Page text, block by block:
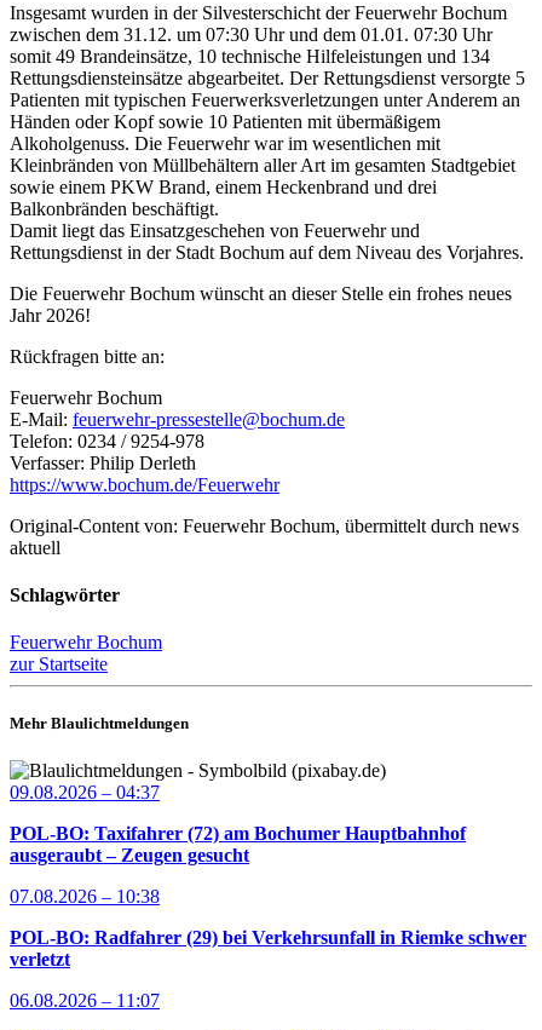
Insgesamt wurden in der Silvesterschicht der Feuerwehr Bochum
zwischen dem 31.12. um 07:30 Uhr und dem 01.01. 07:30 Uhr
somit 49 Brandeinsätze, 10 technische Hilfeleistungen und 134
Rettungsdiensteinsätze abgearbeitet. Der Rettungsdienst versorgte 5
Patienten mit typischen Feuerwerksverletzungen unter Anderem an
Händen oder Kopf sowie 10 Patienten mit übermäßigem
Alkoholgenuss. Die Feuerwehr war im wesentlichen mit
Kleinbränden von Müllbehältern aller Art im gesamten Stadtgebiet
sowie einem PKW Brand, einem Heckenbrand und drei
Balkonbränden beschäftigt.
Damit liegt das Einsatzgeschehen von Feuerwehr und
Rettungsdienst in der Stadt Bochum auf dem Niveau des Vorjahres.
Die Feuerwehr Bochum wünscht an dieser Stelle ein frohes neues
Jahr 2026!
Rückfragen bitte an:
Feuerwehr Bochum
E-Mail: feuerwehr-pressestelle@bochum.de
Telefon: 0234 / 9254-978
Verfasser: Philip Derleth
https://www.bochum.de/Feuerwehr
Original-Content von: Feuerwehr Bochum, übermittelt durch news
aktuell
Schlagwörter
Feuerwehr Bochum
zur Startseite
Mehr Blaulichtmeldungen
09.08.2026 – 04:37
POL-BO: Taxifahrer (72) am Bochumer Hauptbahnhof
ausgeraubt – Zeugen gesucht
07.08.2026 – 10:38
POL-BO: Radfahrer (29) bei Verkehrsunfall in Riemke schwer
verletzt
06.08.2026 – 11:07